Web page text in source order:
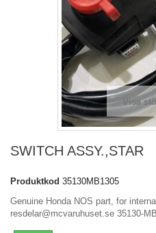
Visa
SWITCH ASSY.,STAR
Produktkod 35130MB1305
Genuine Honda NOS part, for
resdelar@mcvaruhuset.se 35130-